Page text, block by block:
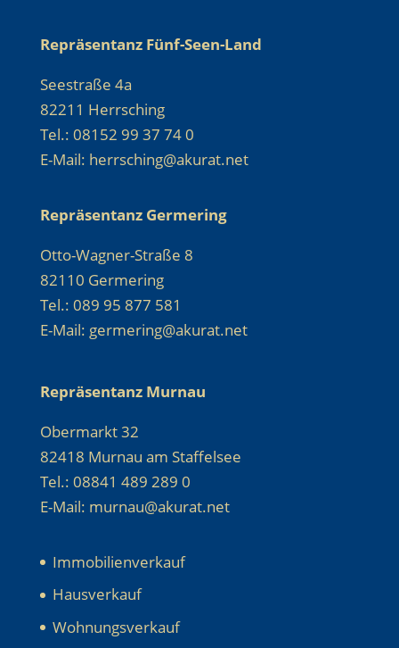
Repräsentanz Fünf-Seen-Land
Seestraße 4a
82211 Herrsching
Tel.: 08152 99 37 74 0
E-Mail: herrsching@akurat.net
Repräsentanz Germering
Otto-Wagner-Straße 8
82110 Germering
Tel.: 089 95 877 581
E-Mail: germering@akurat.net
Repräsentanz Murnau
Obermarkt 32
82418 Murnau am Staffelsee
Tel.: 08841 489 289 0
E-Mail: murnau@akurat.net
Immobilienverkauf
Hausverkauf
Wohnungsverkauf